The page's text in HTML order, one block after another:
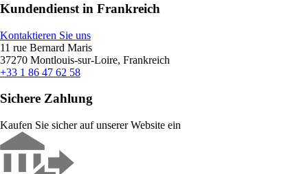
Kundendienst in Frankreich
Kontaktieren Sie uns
11 rue Bernard Maris
37270 Montlouis-sur-Loire, Frankreich
+33 1 86 47 62 58
Sichere Zahlung
Kaufen Sie sicher auf unserer Website ein